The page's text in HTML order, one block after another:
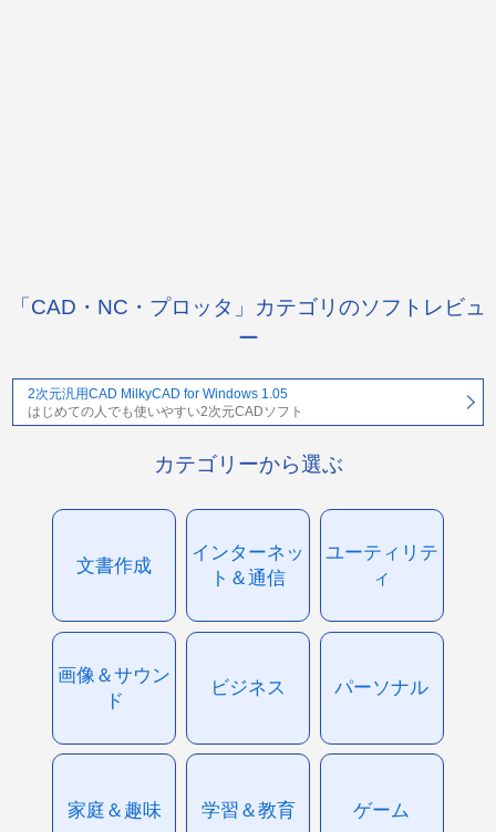
「CAD・NC・プロッタ」カテゴリのソフトレビュ
ー
2次元汎用CAD MilkyCAD for Windows 1.05
はじめての人でも使いやすい2次元CADソフト
カテゴリーから選ぶ
文書作成
インターネッ
ト＆通信
ユーティリテ
ィ
画像＆サウン
ド
ビジネス パーソナル
家庭＆趣味 学習＆教育 ゲーム